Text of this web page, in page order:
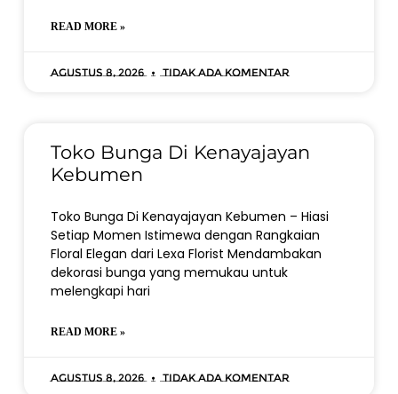
READ MORE »
Agustus 8, 2026 Tidak ada komentar
Toko Bunga Di Kenayajayan
Kebumen
Toko Bunga Di Kenayajayan Kebumen – Hiasi
Setiap Momen Istimewa dengan Rangkaian
Floral Elegan dari Lexa Florist Mendambakan
dekorasi bunga yang memukau untuk
melengkapi hari
READ MORE »
Agustus 8, 2026 Tidak ada komentar